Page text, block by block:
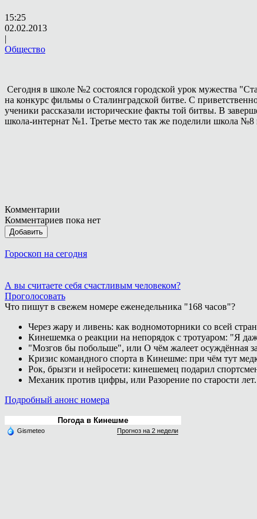
15:25
02.02.2013
|
Общество
Сегодня в школе №2 состоялся городской урок мужества
на конкурс фильмы о Сталинградской битве. С
ученики рассказали исторические факты той битвы. В
школа-интернат №1. Третье место так же поделили школа
Комментарии
Комментариев пока нет
Добавить
Гороскоп на сегодня
А вы считаете себя счастливым человеком?
Проголосовать
Что пишут в свежем номере еженедельника "168 часов"?
Через жару и ливень: как водномоторники со всей
Кинешемка о реакции на непорядок с тротуаром: "Я
"Мозгов бы побольше", или О чём жалеет осуждённая за
Кризис командного спорта в Кинешме: при чём тут
Рок, брызги и нейросети: кинешемец подарил
Механик против цифры, или Разорение по старости лет.
Подробный анонс номера
Погода в Кинешме
Gismeteo Прогноз на 2 недели